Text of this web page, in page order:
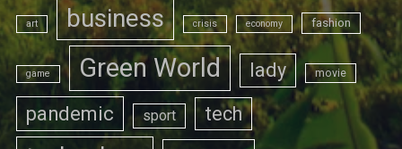
art business crisis economy fashion
game Green World lady movie
pandemic sport tech